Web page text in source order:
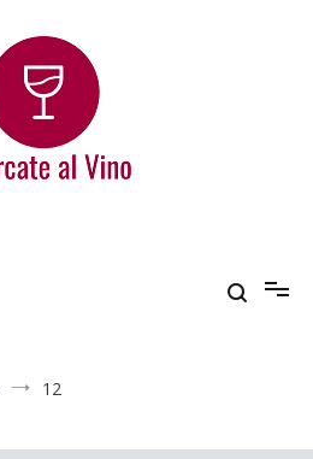
12